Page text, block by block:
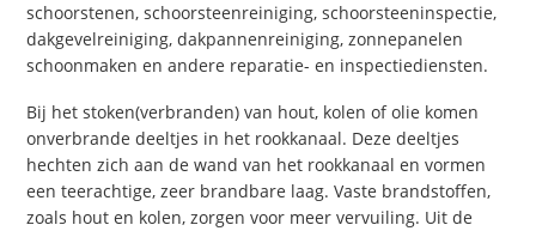
schoorstenen, schoorsteenreiniging, schoorsteeninspectie,
dakgevelreiniging, dakpannenreiniging, zonnepanelen
schoonmaken en andere reparatie- en inspectiediensten.
Bij het stoken(verbranden) van hout, kolen of olie komen
onverbrande deeltjes in het rookkanaal. Deze deeltjes
hechten zich aan de wand van het rookkanaal en vormen
een teerachtige, zeer brandbare laag. Vaste brandstoffen,
zoals hout en kolen, zorgen voor meer vervuiling. Uit de